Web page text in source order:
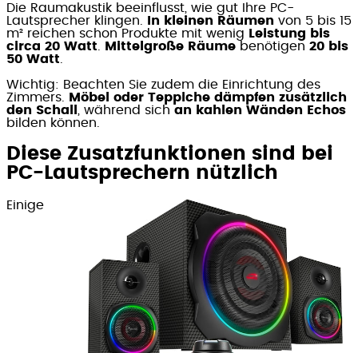
Die Raumakustik beeinflusst, wie gut Ihre PC-
Lautsprecher klingen. In kleinen Räumen von 5 bis 15
m² reichen schon Produkte mit wenig Leistung bis
circa 20 Watt
Mittelgroße Räume benötigen 20 bis
50 Watt
Wichtig: Beachten Sie zudem die Einrichtung des
Zimmers. Möbel oder Teppiche dämpfen zusätzlich
den Schall
, während sich an kahlen Wänden Echos
bilden können.
Diese Zusatzfunktionen sind bei
PC-Lautsprechern nützlich
Einige